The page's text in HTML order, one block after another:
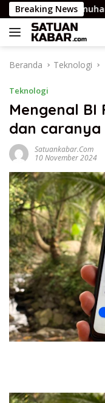
Langsung
ke
konten
Breaking News
Pembunuhan
Beranda Teknologi
Teknologi
Mengenal
dan caranya
Satuankabar.com
10 November 2024